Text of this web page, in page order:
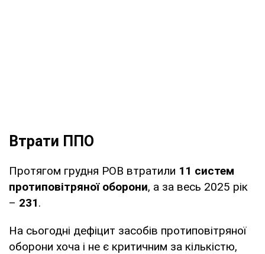
Втрати ППО
Протягом грудня РОВ втратили 11 систем
протиповітряної оборони, а за весь 2025 рік
– 231.
На сьогодні дефіцит засобів протиповітряної
оборони хоча і не є критичним за кількістю,